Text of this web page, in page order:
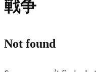
え
戦
ラ
か？
き
制
の
「早
ぎ
マ］』
は
ぜ
戦争
Not found